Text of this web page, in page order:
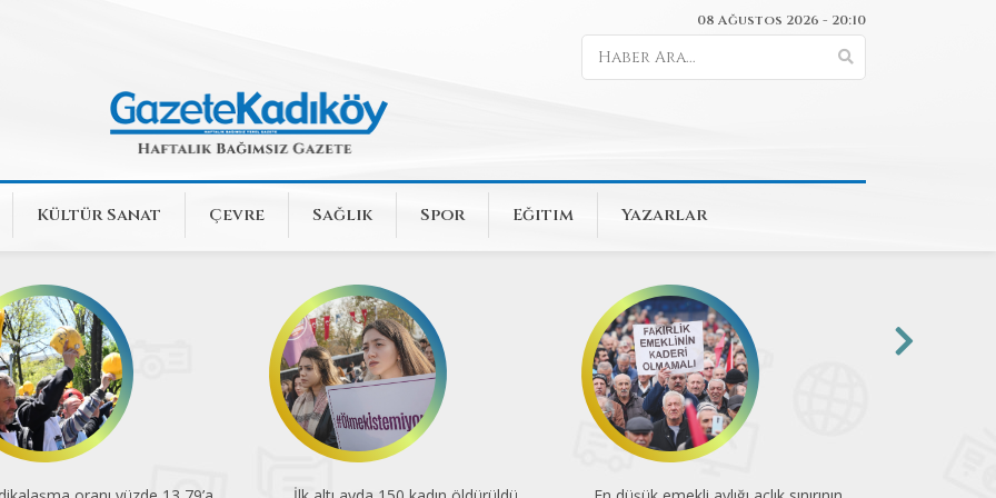
08 Ağustos 2026 - 20:10
Kültür Sanat Çevre Sağlık Spor Eğitim Yazarlar